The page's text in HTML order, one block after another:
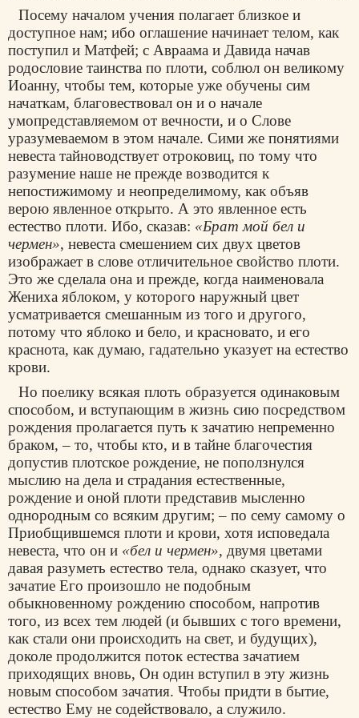
Посему началом учения полагает близкое и
доступное нам; ибо оглашение начинает телом, как
поступил и Матфей; с Авраама и Давида начав
родословие таинства по плоти, соблюл он великому
Иоанну, чтобы тем, которые уже обучены сим
начаткам, благовествовал он и о начале
умопредставляемом от вечности, и о Слове
уразумеваемом в этом начале. Сими же понятиями
невеста тайноводствует отроковиц, по тому что
разумение наше не прежде возводится к
непостижимому и неопределимому, как объяв
верою явленное открыто. А это явленное есть
естество плоти. Ибо, сказав: «Брат мой бел и
чермен», невеста смешением сих двух цветов
изображает в слове отличительное свойство плоти.
Это же сделала она и прежде, когда наименовала
Жениха яблоком, у которого наружный цвет
усматривается смешанным из того и другого,
потому что яблоко и бело, и красновато, и его
краснота, как думаю, гадательно указует на естество
крови.
Но пoелику всякая плоть образуется одинаковым
способом, и вступающим в жизнь сию посредством
рождения пролагается путь к зачатию непременно
браком, – то, чтобы кто, и в тайне благочестия
допустив плотское рождение, не поползнулся
мыслию на дела и страдания естественные,
рождение и оной плоти представив мысленно
однородным со всяким другим; – по сему самому о
Приобщившемся плоти и крови, хотя исповедала
невеста, что он и «бел и чермен», двумя цветами
давая разуметь естество тела, однако сказует, что
зачатие Его произошло не подобным
обыкновенному рождению способом, напротив
того, из всех тем людей (и бывших с того времени,
как стали они происходить на свет, и будущих),
доколе продолжится поток естества зачатием
приходящих вновь, Он один вступил в эту жизнь
новым способом зачатия. Чтобы придти в бытие,
естество Ему не содействовало, а служило.